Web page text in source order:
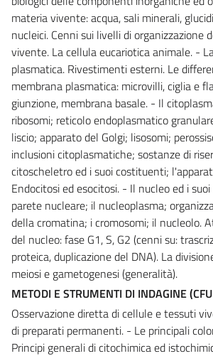
materia vivente: acqua, sali minerali,
nucleici. Cenni sui livelli di organizzazione
vivente. La cellula eucariotica animale. -
plasmatica. Rivestimenti esterni. Le
membrana plasmatica: microvilli, ciglia e
giunzione, membrana basale. - Il
ribosomi; reticolo endoplasmatico
liscio; apparato del Golgi; lisosomi;
inclusioni citoplasmatiche; sostanze di
citoscheletro ed i suoi costituenti;
Endocitosi ed esocitosi. - Il nucleo ed i
parete nucleare; il nucleoplasma;
della cromatina; i cromosomi; il nucleolo.
del nucleo: fase G1, S, G2 (cenni su:
proteica, duplicazione del DNA). La
meiosi e gametogenesi (generalità).
METODI E STRUMENTI DI INDAGINE
Osservazione diretta di cellule e tessuti
di preparati permanenti. - Le principali
Principi generali di citochimica ed